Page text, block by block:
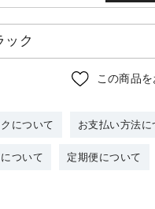
この商品
について お支払い方法に
ついて 定期便について